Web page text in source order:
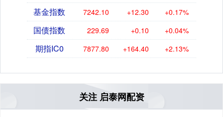
基金指数 7242.10 +12.30 +0.17%
国债指数 229.69 +0.10 +0.04%
期指IC0 7877.80 +164.40 +2.13%
关注 启泰网配资